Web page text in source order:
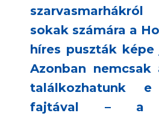
sokak számára a
híres puszták
Azonban nemcsak
találkozhatunk e
fajtával – a